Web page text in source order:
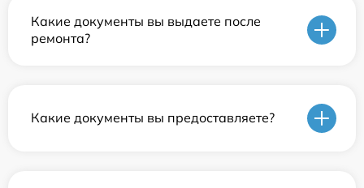
Какие документы вы выдаете после
ремонта?
Какие документы вы предоставляете?